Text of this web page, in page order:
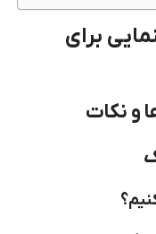
برای
و نکات